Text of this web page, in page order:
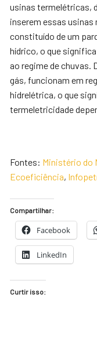
usinas termelétricas,
inserem essas usinas
constituído de um
hídrico, o que
ao regime de chuvas.
gás, funcionam em
hidrelétrica, o que
termeletricidade
Fontes: Ministério do
Ecoeficiência,
Compartilhar:
Facebook
LinkedIn
Curtir isso: